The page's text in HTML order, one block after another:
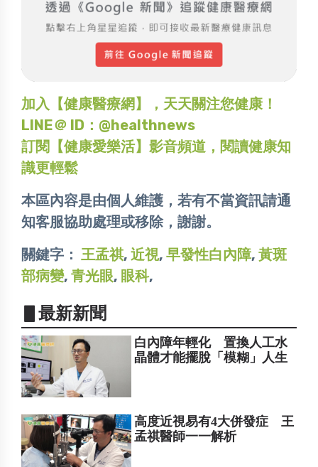
加入【健康醫療網】，天天關注您健康！
LINE＠ ID：@healthnews
訂閱【健康愛樂活】影音頻道，閱讀健康知
識更輕鬆
本區內容是由個人維護，若有不當資訊請通
知客服協助處理或移除，謝謝。
關鍵字： 王孟祺, 近視, 早發性白內障, 黃斑
部病變, 青光眼, 眼科,
▋最新新聞
白內障年輕化 置換人工水
晶體才能擺脫「模糊」人生
高度近視易有4大併發症 王
孟祺醫師一一解析